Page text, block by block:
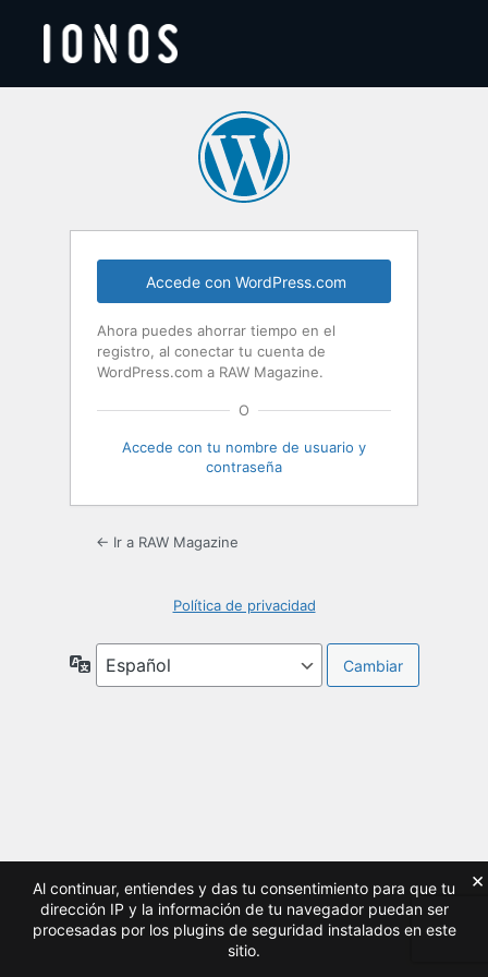
Accede con WordPress.com
Ahora puedes ahorrar tiempo en el
registro, al conectar tu cuenta de
WordPress.com a RAW Magazine.
O
Accede con tu nombre de usuario y
contraseña
← Ir a RAW Magazine
Política de privacidad
Idioma
Al continuar, entiendes y das tu consentimiento para que tu
dirección IP y la información de tu navegador puedan ser
procesadas por los plugins de seguridad instalados en este
sitio.
×